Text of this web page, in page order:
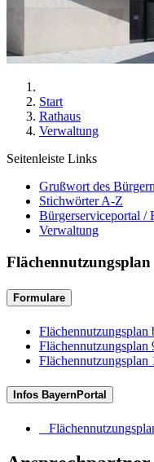
Start
Rathaus
Verwaltung
Seitenleiste Links
Grußwort des
Stichwörter A-Z
Bürgerserviceportal /
Verwaltung
Flächennutzungsplan
Formulare
Flächennutzungsplan
Infos BayernPortal